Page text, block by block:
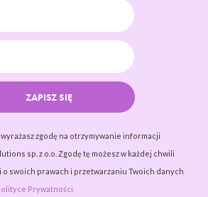
ZAPISZ SIĘ
zgodę na otrzymywanie informacji
sp. z o.o. Zgodę tę możesz w każdej chwili
swoich prawach i przetwarzaniu Twoich danych
Prywatności.